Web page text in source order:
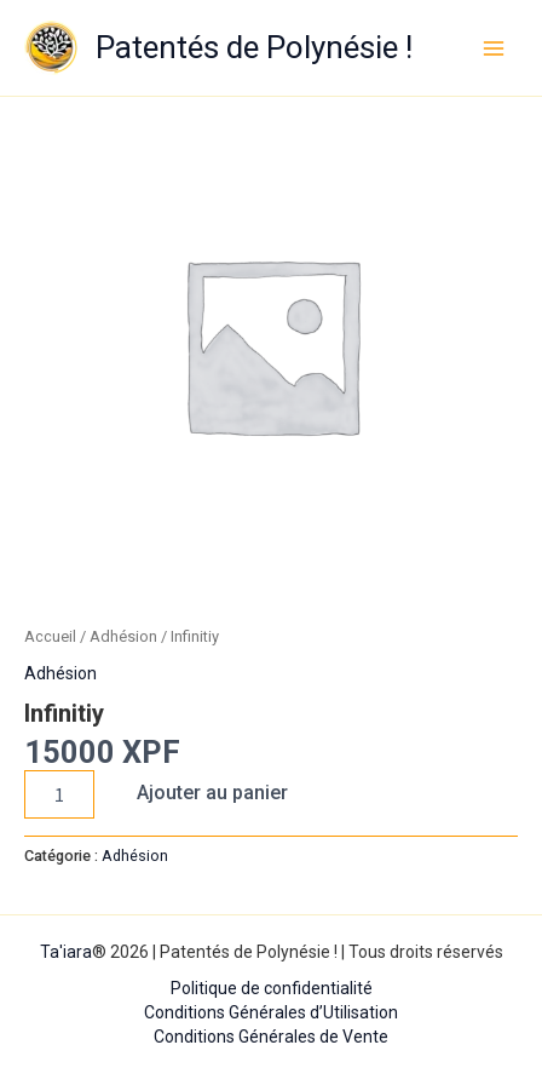
contenu
Patentés de Polynésie !
Accueil / Adhésion / Infinitiy
Adhésion
Infinitiy
15000 XPF
Ajouter au panier
Catégorie : Adhésion
Ta'iara® 2026 | Patentés de Polynésie ! | Tous droits réservés
Politique de confidentialité
Conditions Générales d’Utilisation
Conditions Générales de Vente